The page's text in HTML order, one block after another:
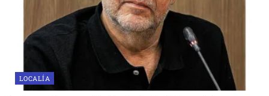
LOCALÍA